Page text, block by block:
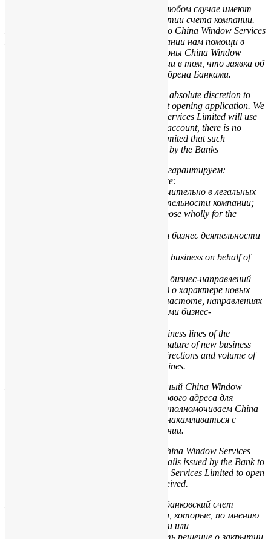
Мы полностью осознаем, что Банки в любом случае имеют
право открыть или отказать в открытии счета компании.
Мы осознаем что, несмотря на то, что China Window Services
Limited примет разумные усилия в оказании нам помощи в
открытии банковского счета, со стороны China Window
Services Limited нет какой-либо гарантии в том, что заявка об
открытии счета будет принята и одобрена Банками.
We are fully aware that the Banks have the absolute discretion to
approve/disapprove the company’s account opening application. We
acknowledge that though China Window Services Limited will use
reasonable effort to assist us to open bank account, there is no
guarantee from China Window Services Limited that such
application will be accepted and approved by the Banks
Открыв банковский счет компании мы гарантируем:
If the bank account is opened, we undertake:
i) использовать банковский счет исключительно в легальных
целях и в соответствии со сферой деятельности компании;
to use the bank account for legitimate purpose wholly for the
ii) не использовать банковский счет для бизнес деятельности
not to use the bank account for transacting business on behalf of
iii) при необходимости развития новых бизнес-направлений
компании проинформировать Банк(и) а) о характере новых
бизнес-направлений, б) о планируемых частоте, направлениях
и объемах платежей, связанных с новыми бизнес-
if there is a perspective to develop new business lines of the
company to inform the Bank a) about the nature of new business
directions; b) about estimated frequency, directions and volume of
bank transactions related to new business lines.
Мы согласны использовать предложенный China Window
Services Limited адрес в качестве почтового адреса для
получения корреспонденции из Банка и уполномочиваем China
Window Services Limited вскрывать и ознакамливаться с
полученной корреспонденцию по получении.
We agree to use the address provided by China Window Services
Limited as mailing address for receiving mails issued by the Bank to
the company and authorize China Window Services Limited to open
and review the contents of the mails so received.
Мы уведомлены о том, что если через банковский счет
компании будут проходить транзакции, которые, по мнению
Банка, будут являться не надлежащими или
подозрительными, Банк может принять решение о закрытии